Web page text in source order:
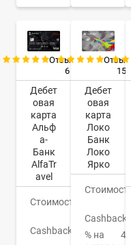
Отзывы:
6
Дебет
овая
карта
Альф
а-
Банк
AlfaTr
avel
Стоимость
руб.
Cashback
До
15
Дебет
овая
карта
Локо
Банк
Локо
Ярко
Cashback
% на